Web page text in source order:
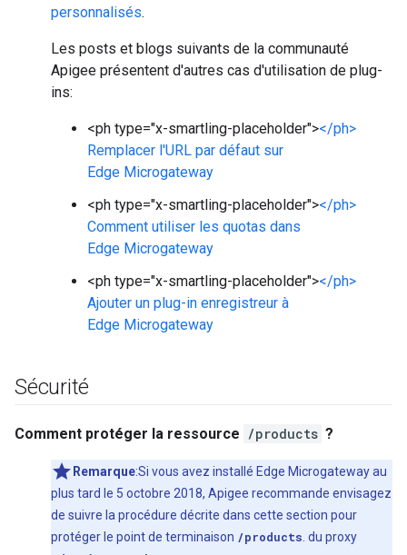
personnalisés.
Les posts et blogs suivants de la communauté
Apigee présentent d'autres cas d'utilisation de plug-
ins:
<ph type="x-smartling-placeholder"></ph>
Remplacer l'URL par défaut sur
Edge Microgateway
<ph type="x-smartling-placeholder"></ph>
Comment utiliser les quotas dans
Edge Microgateway
<ph type="x-smartling-placeholder"></ph>
Ajouter un plug-in enregistreur à
Edge Microgateway
Sécurité
Comment protéger la ressource /products ?
Remarque:Si vous avez installé Edge Microgateway au
plus tard le 5 octobre 2018, Apigee recommande envisagez
de suivre la procédure décrite dans cette section pour
protéger le point de terminaison /products . du proxy